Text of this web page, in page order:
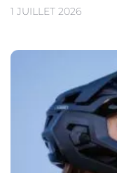
1 JUILLET 2026